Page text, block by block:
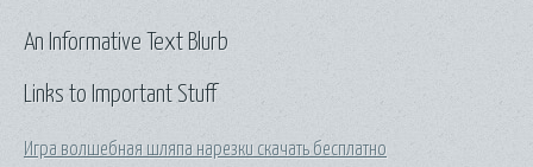
Links to Important Stuff
Игра волшебная шляпа нарезки скачать бесплатно
An Informative Text Blurb